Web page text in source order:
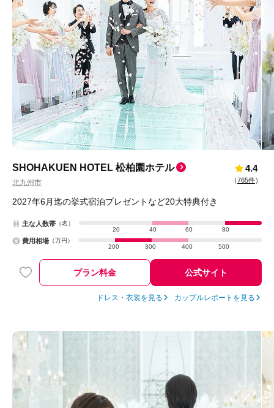
SHOHAKUEN HOTEL 松柏園ホテル
北九州市
4.4
（765件）
2027年6月迄の挙式宿泊プレゼントなど20大特典付き
主な人数帯 （名）
20
40 60 80
費用相場 （万円）
200
300 400 500
プラン料金 公式サイト
ドレス・衣装を見る カップルレポートを見る